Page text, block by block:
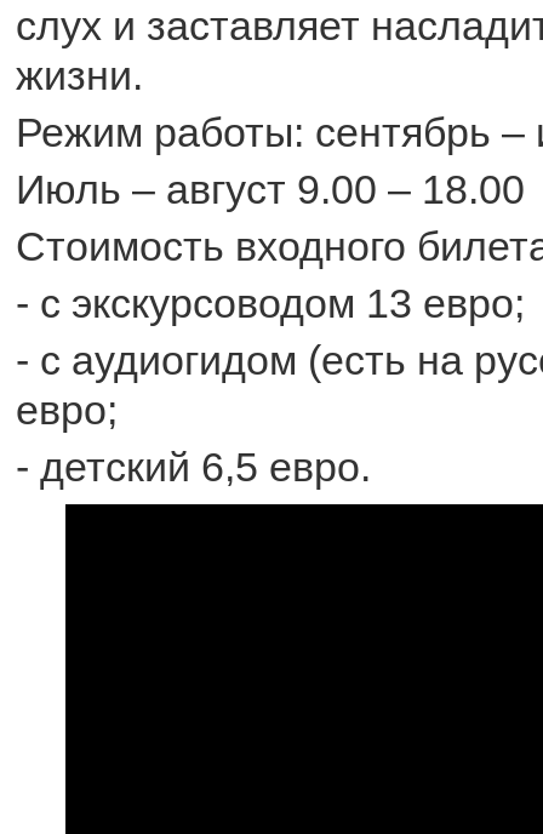
слух и заставляет
жизни.
Режим работы: сентябрь
Июль – август 9.00 – 18.00
Стоимость входного
- с экскурсоводом 13 евро;
- с аудиогидом (есть на
евро;
- детский 6,5 евро.